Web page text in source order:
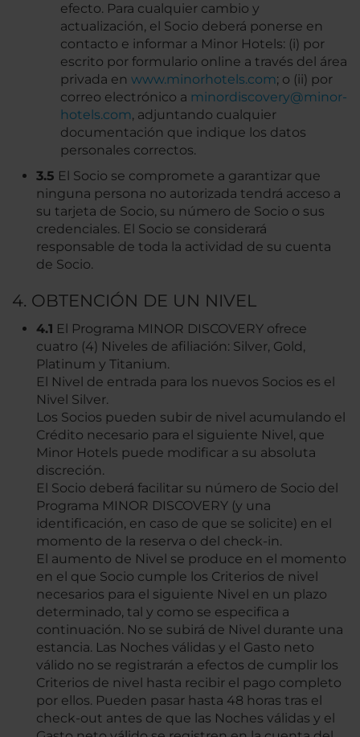
efecto. Para cualquier cambio y
actualización, el Socio deberá ponerse en
contacto e informar a Minor Hotels: (i) por
escrito por formulario online a través del área
privada en www.minorhotels.com; o (ii) por
correo electrónico a minordiscovery@minor-
hotels.com, adjuntando cualquier
documentación que indique los datos
personales correctos.
3.5 El Socio se compromete a garantizar que
ninguna persona no autorizada tendrá acceso a
su tarjeta de Socio, su número de Socio o sus
credenciales. El Socio se considerará
responsable de toda la actividad de su cuenta
de Socio.
4. OBTENCIÓN DE UN NIVEL
4.1 El Programa MINOR DISCOVERY ofrece
cuatro (4) Niveles de afiliación: Silver, Gold,
Platinum y Titanium.
El Nivel de entrada para los nuevos Socios es el
Nivel Silver.
Los Socios pueden subir de nivel acumulando el
Crédito necesario para el siguiente Nivel, que
Minor Hotels puede modificar a su absoluta
discreción.
El Socio deberá facilitar su número de Socio del
Programa MINOR DISCOVERY (y una
identificación, en caso de que se solicite) en el
momento de la reserva o del check-in.
El aumento de Nivel se produce en el momento
en el que Socio cumple los Criterios de nivel
necesarios para el siguiente Nivel en un plazo
determinado, tal y como se especifica a
continuación. No se subirá de Nivel durante una
estancia. Las Noches válidas y el Gasto neto
válido no se registrarán a efectos de cumplir los
Criterios de nivel hasta recibir el pago completo
por ellos. Pueden pasar hasta 48 horas tras el
check-out antes de que las Noches válidas y el